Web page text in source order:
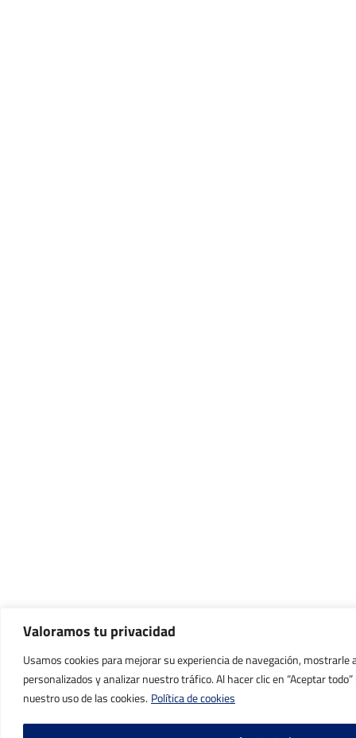
Valoramos tu privacidad
Usamos cookies para mejorar su experiencia de navegación, mostrarle
personalizados y analizar nuestro tráfico. Al hacer clic en “Aceptar
nuestro uso de las cookies. Política de cookies